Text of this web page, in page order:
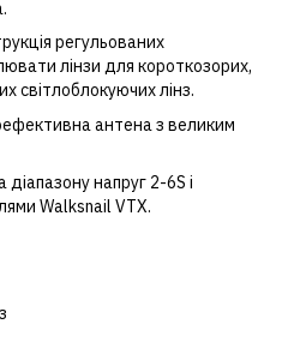
регульованих
лінзи для короткозорих,
світлоблокуючих лінз.
антена з великим
діапазону напруг 2-6S і
Walksnail VTX.